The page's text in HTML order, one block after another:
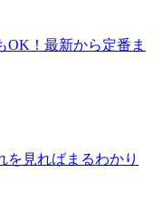
OK！最新から定番ま
を見ればまるわかり